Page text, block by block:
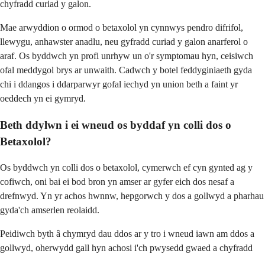
chyfradd curiad y galon.
Mae arwyddion o ormod o betaxolol yn cynnwys pendro difrifol,
llewygu, anhawster anadlu, neu gyfradd curiad y galon anarferol o
araf. Os byddwch yn profi unrhyw un o'r symptomau hyn, ceisiwch
ofal meddygol brys ar unwaith. Cadwch y botel feddyginiaeth gyda
chi i ddangos i ddarparwyr gofal iechyd yn union beth a faint yr
oeddech yn ei gymryd.
Beth ddylwn i ei wneud os byddaf yn colli dos o
Betaxolol?
Os byddwch yn colli dos o betaxolol, cymerwch ef cyn gynted ag y
cofiwch, oni bai ei bod bron yn amser ar gyfer eich dos nesaf a
drefnwyd. Yn yr achos hwnnw, hepgorwch y dos a gollwyd a pharhau
gyda'ch amserlen reolaidd.
Peidiwch byth â chymryd dau ddos ​​ar y tro i wneud iawn am ddos a
gollwyd, oherwydd gall hyn achosi i'ch pwysedd gwaed a chyfradd